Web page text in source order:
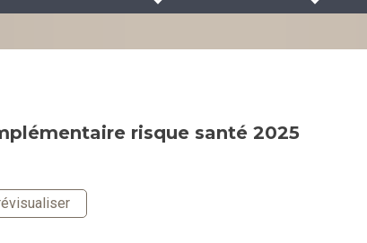
risque santé 2025